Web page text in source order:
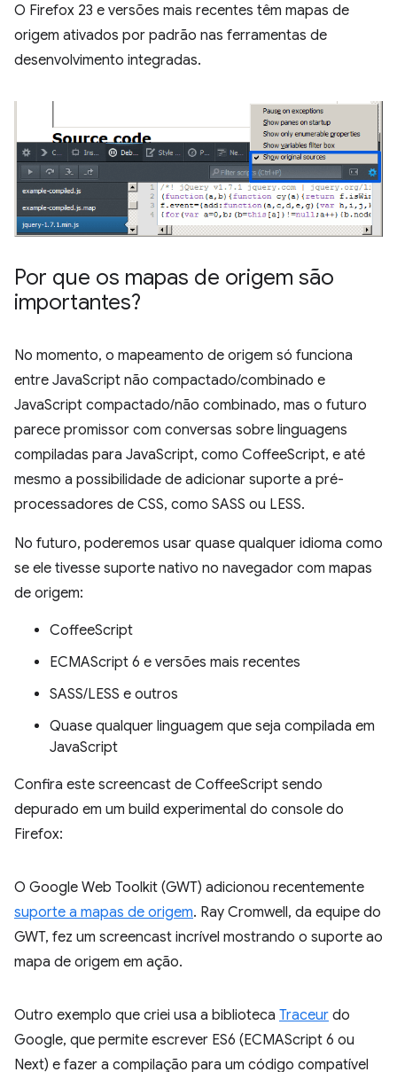
O Firefox 23 e versões mais recentes têm mapas de
origem ativados por padrão nas ferramentas de
desenvolvimento integradas.
Por que os mapas de origem são
importantes?
No momento, o mapeamento de origem só funciona
entre JavaScript não compactado/combinado e
JavaScript compactado/não combinado, mas o futuro
parece promissor com conversas sobre linguagens
compiladas para JavaScript, como CoffeeScript, e até
mesmo a possibilidade de adicionar suporte a pré-
processadores de CSS, como SASS ou LESS.
No futuro, poderemos usar quase qualquer idioma como
se ele tivesse suporte nativo no navegador com mapas
de origem:
CoffeeScript
ECMAScript 6 e versões mais recentes
SASS/LESS e outros
Quase qualquer linguagem que seja compilada em
JavaScript
Confira este screencast de CoffeeScript sendo
depurado em um build experimental do console do
Firefox:
O Google Web Toolkit (GWT) adicionou recentemente
suporte a mapas de origem. Ray Cromwell, da equipe do
GWT, fez um screencast incrível mostrando o suporte ao
mapa de origem em ação.
Outro exemplo que criei usa a biblioteca Traceur do
Google, que permite escrever ES6 (ECMAScript 6 ou
Next) e fazer a compilação para um código compatível